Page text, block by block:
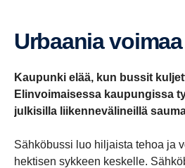
Urbaania voimaa
Kaupunki elää, kun bussit
Elinvoimaisessa kaupungissa
julkisilla liikennevälineillä
Sähköbussi luo hiljaista tehoa ja
hektisen sykkeen keskelle.